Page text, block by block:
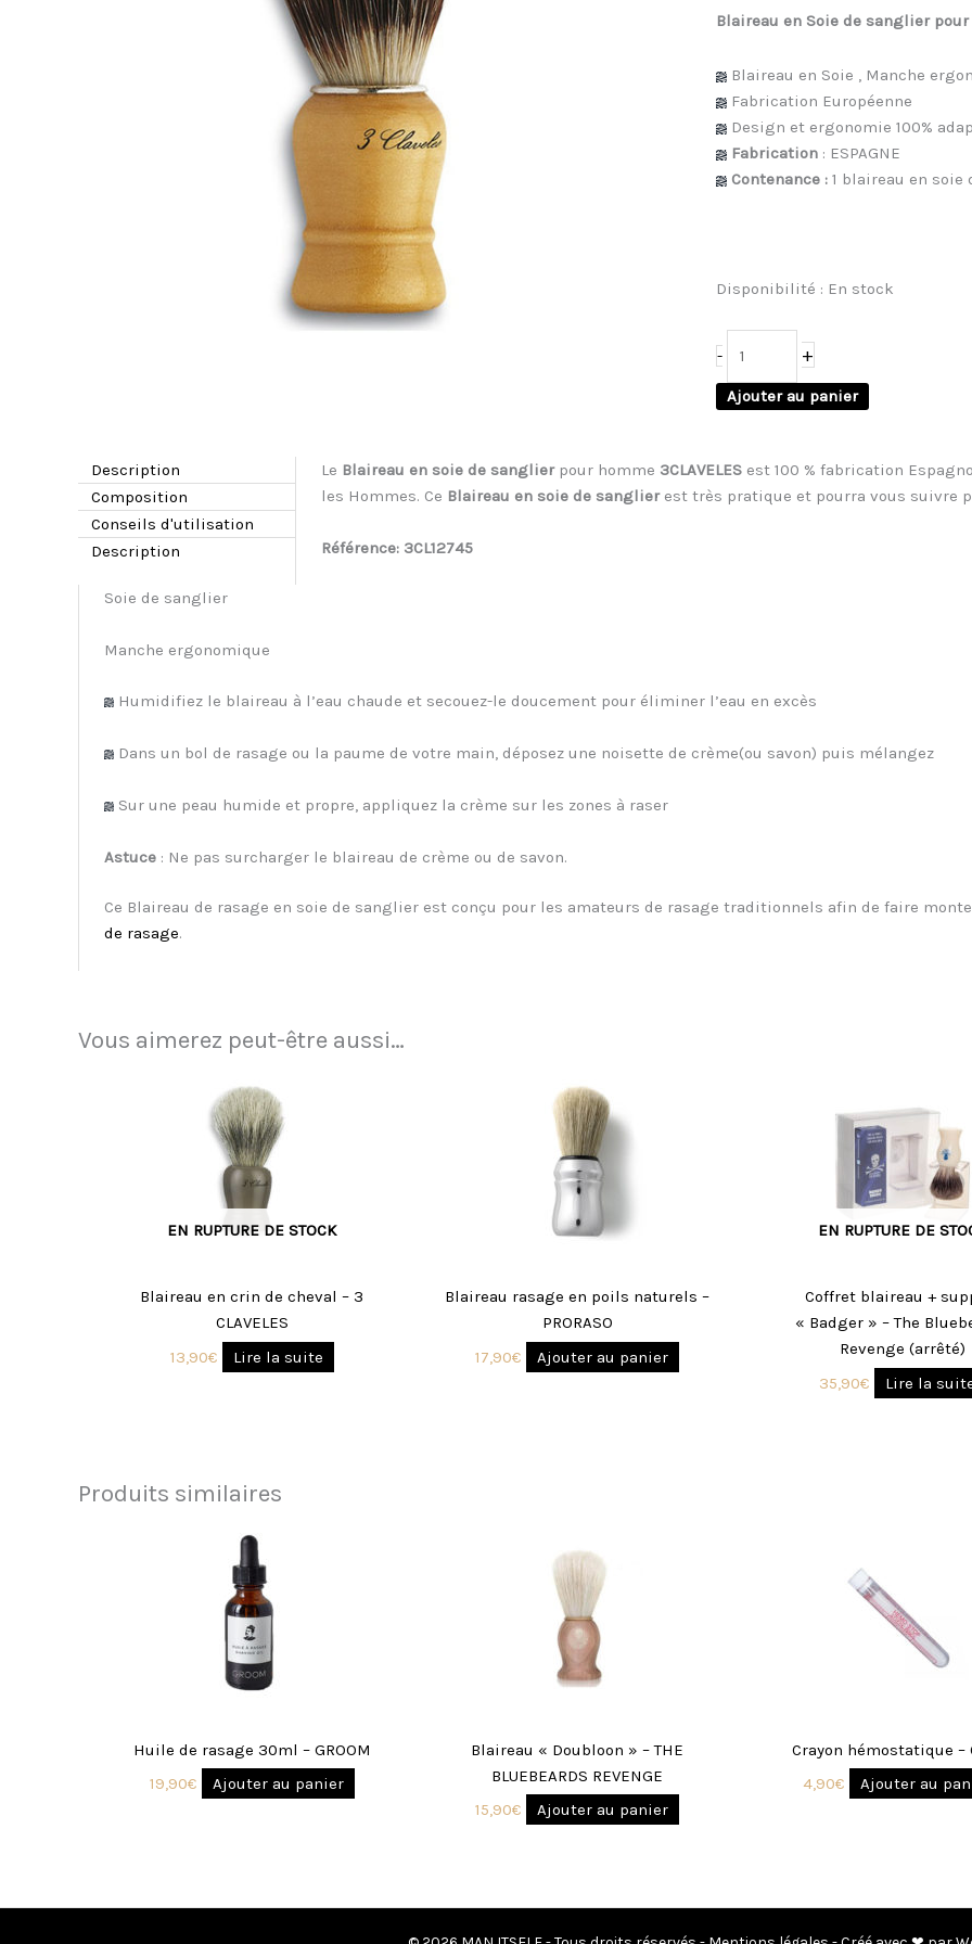
Blaireau en Soie de sanglier
Blaireau en Soie , Manche
Fabrication Européenne
Design et ergonomie 100%
Fabrication : ESPAGNE
Contenance : 1 blaireau en soie
Disponibilité : En stock
- +
Ajouter au panier
Description
Composition
Conseils d'utilisation
Description
Le Blaireau en soie de sanglier pour homme 3CLAVELES est 100 % fabrication
les Hommes. Ce Blaireau en soie de sanglier est très pratique et pourra vous suivre
Référence: 3CL12745
Soie de sanglier
Manche ergonomique
Humidifiez le blaireau à l’eau chaude et secouez-le doucement pour éliminer l’eau en excès
Dans un bol de rasage ou la paume de votre main, déposez une noisette de crème(ou savon) puis mélangez
Sur une peau humide et propre, appliquez la crème sur les zones à raser
Astuce: Ne pas surcharger le blaireau de crème ou de savon.
Ce Blaireau de rasage en soie de sanglier est conçu pour les amateurs de rasage traditionnels afin de faire
de rasage.
Vous aimerez peut-être aussi…
EN RUPTURE DE STOCK
Blaireau en crin de cheval – 3
CLAVELES
13,90€ Lire la suite
Blaireau rasage en poils naturels –
PRORASO
17,90€ Ajouter au panier
EN RUPTURE DE
Coffret blaireau +
« Badger » – The
Revenge (arrêté)
35,90€ Lire la
Produits similaires
Huile de rasage 30ml – GROOM
19,90€ Ajouter au panier
Blaireau « Doubloon » – THE
BLUEBEARDS REVENGE
15,90€ Ajouter au panier
Crayon hémostatique –
4,90€ Ajouter au